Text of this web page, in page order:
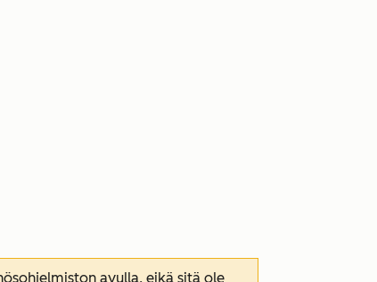
avulla, eikä sitä ole